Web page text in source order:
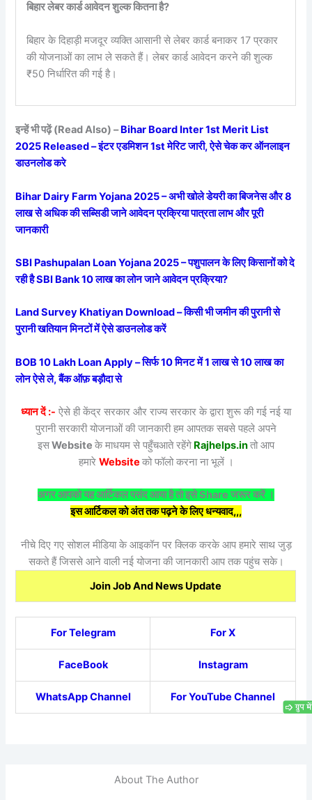
बिहार लेबर कार्ड आवेदन शुल्क कितना है?
बिहार के दिहाड़ी मजदूर व्यक्ति आसानी से लेबर कार्ड बनाकर 17 प्रकार
की योजनाओं का लाभ ले सकते हैं। लेबर कार्ड आवेदन करने की शुल्क
₹50 निर्धारित की गई है।
इन्हें भी पढ़ें (Read Also) –Bihar Board Inter 1st Merit List
2025 Released – इंटर एडमिशन 1st मेरिट जारी, ऐसे चेक कर ऑनलाइन
डाउनलोड करे
Bihar Dairy Farm Yojana 2025 – अभी खोले डेयरी का बिजनेस और 8
लाख से अधिक की सब्सिडी जाने आवेदन प्रक्रिया पात्रता लाभ और पूरी
जानकारी
SBI Pashupalan Loan Yojana 2025 – पशुपालन के लिए किसानों को दे
रही है SBI Bank 10 लाख का लोन जाने आवेदन प्रक्रिया?
Land Survey Khatiyan Download – किसी भी जमीन की पुरानी से
पुरानी खतियान मिनटों में ऐसे डाउनलोड करें
BOB 10 Lakh Loan Apply – सिर्फ 10 मिनट में 1 लाख से 10 लाख का
लोन ऐसे ले, बैंक ऑफ़ बड़ौदा से
ध्यान दें :- ऐसे ही केंद्र सरकार और राज्य सरकार के द्वारा शुरू की गई नई या
पुरानी सरकारी योजनाओं की जानकारी हम आपतक सबसे पहले अपने
इसWebsite के माधयम से पहुँचआते रहेंगे Rajhelps.inतो आप
हमारे Website को फॉलो करना ना भूलें ।
अगर आपको यह आर्टिकल पसंद आया है तो इसे Share जरूर करें ।
इस आर्टिकल को अंत तक पढ़ने के लिए धन्यवाद,,,
नीचे दिए गए सोशल मीडिया के आइकॉन पर क्लिक करके आप हमारे साथ जुड़
सकते हैं जिससे आने वाली नई योजना की जानकारी आप तक पहुंच सके।
Join Job And News Update
For Telegram For X
FaceBook Instagram
WhatsApp Channel For YouTube Channel
About The Author